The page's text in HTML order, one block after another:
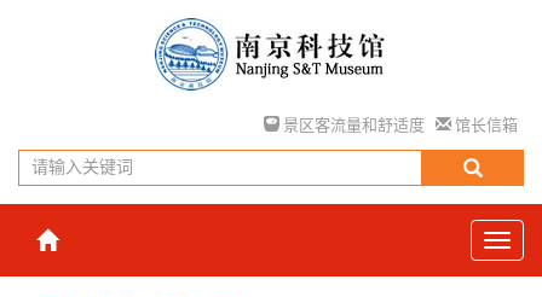
景区客流量和舒适度 馆长信箱